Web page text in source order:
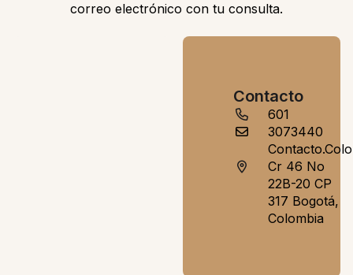
correo electrónico con tu consulta.
Contacto
601
3073440
Cr 46 No
22B-20 CP
317 Bogotá,
Colombia